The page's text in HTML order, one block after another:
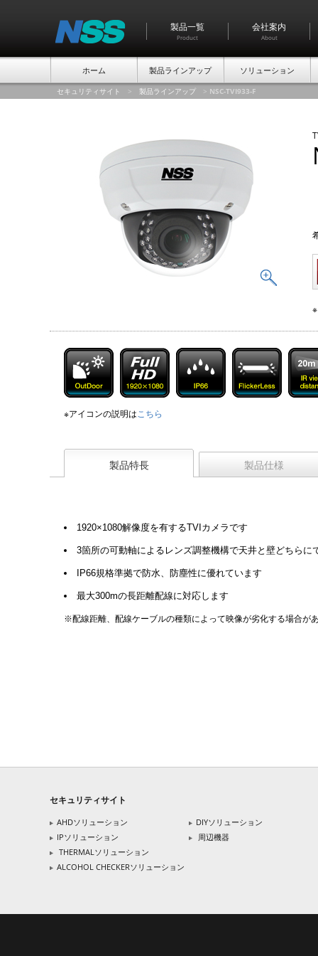
製品一覧
Product
会社案内
About
ホーム 製品ラインアップ ソリューション
セキュリティサイト > 製品ラインアップ > NSC-TVI933-F
※アイコンの説明はこちら
製品特長 製品仕様
1920×1080解像度を有するTVIカメラです
3箇所の可動軸によるレンズ調整機構で天井と壁どちらに
IP66規格準拠で防水、防塵性に優れています
最大300mの長距離配線に対応します
※配線距離、配線ケーブルの種類によって映像が劣化する場合が
セキュリティサイト
AHDソリューション
IPソリューション
THERMALソリューション
ALCOHOL CHECKERソリューション
DIYソリューション
周辺機器